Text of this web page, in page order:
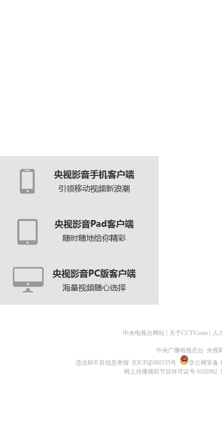
中央电视台网站 关于CCTV.com 人
中央广播电视总台 央视
违法和不良信息举报 京ICP证060535号
京公网安备
网上传播视听节目许可证号 0102002